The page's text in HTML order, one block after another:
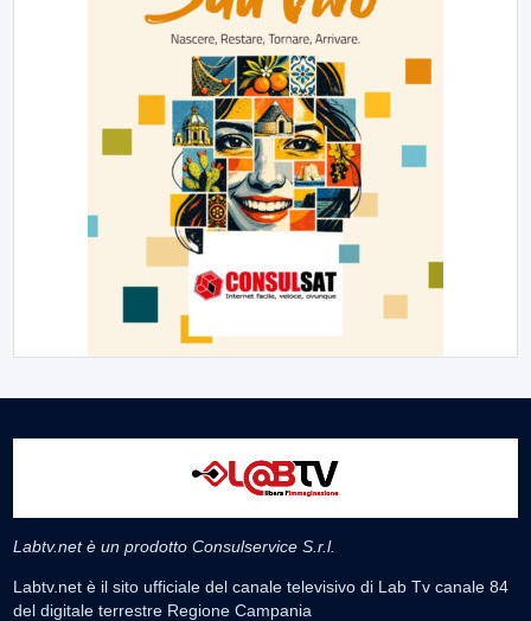
Labtv.net è un prodotto Consulservice S.r.l.
Labtv.net è il sito ufficiale del canale televisivo di Lab Tv canale 84
del digitale terrestre Regione Campania